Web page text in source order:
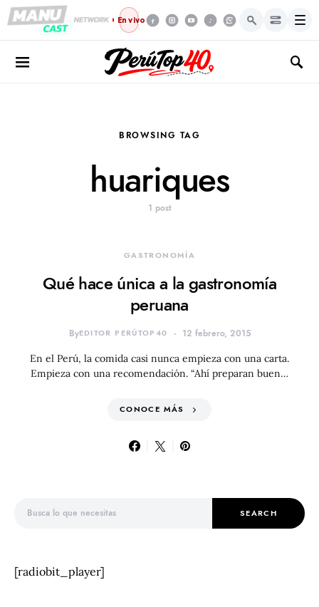
En vivo Menú
BROWSING TAG
huariques
1 post
GASTRONOMÍA
Qué hace única a la gastronomía
peruana
ByEDITOR PERÚTOP40 12 febrero, 2015
En el Perú, la comida casi nunca empieza con una carta.
Empieza con una recomendación. “Ahí preparan buen…
CONOCE MÁS
SEARCH
[radiobit_player]